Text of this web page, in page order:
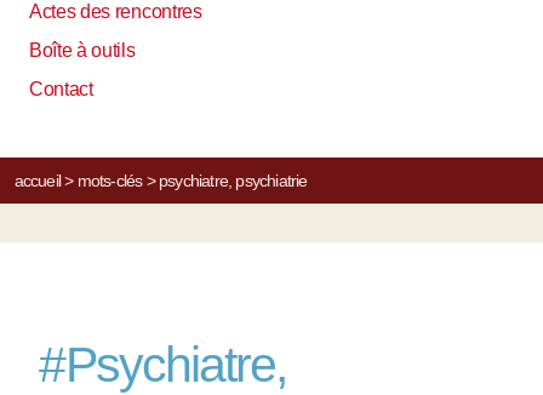
Actes des rencontres
Boîte à outils
Contact
accueil> mots-clés> psychiatre, psychiatrie
#Psychiatre,